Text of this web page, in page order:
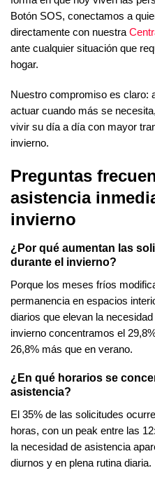
Botón SOS, conectamos a
directamente con nuestra
ante cualquier situación que
hogar.
Nuestro compromiso es claro:
actuar cuando más se
vivir su día a día con mayor
invierno.
Preguntas
asistencia
invierno
¿Por qué aumentan las
durante el invierno?
Porque los meses fríos
permanencia en espacios
diarios que elevan la
invierno concentramos el
26,8% más que en verano.
¿En qué horarios se
asistencia?
El 35% de las solicitudes
horas, con un peak entre las
la necesidad de asistencia
diurnos y en plena rutina diaria.